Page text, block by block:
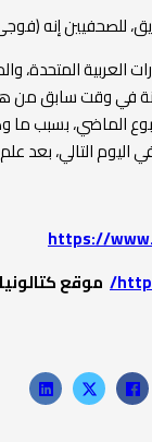
للصحفيين إنه
المتحدة،
برشلونة في وقت سابق
الماضي، بسبب
التالي، بعد
https://
موقع كتالونيا 247.